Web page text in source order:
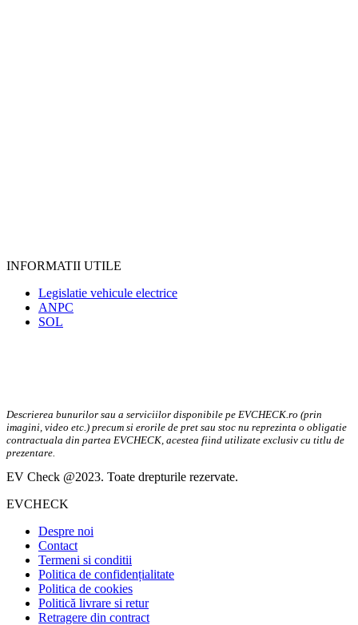
INFORMATII UTILE
Legislatie vehicule electrice
ANPC
SOL
Descrierea bunurilor sau a serviciilor disponibile pe EVCHECK.ro (prin
imagini, video etc.) precum si erorile de pret sau stoc nu reprezinta o obligatie
contractuala din partea EVCHECK, acestea fiind utilizate exclusiv cu titlu de
prezentare.
EV Check @2023. Toate drepturile rezervate.
EVCHECK
Despre noi
Contact
Termeni si conditii
Politica de confidențialitate
Politica de cookies
Politică livrare si retur
Retragere din contract